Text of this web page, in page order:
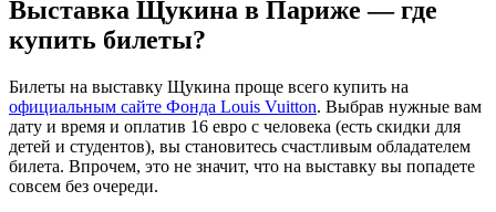
Выставка Щукина в Париже — где
купить билеты?
Билеты на выставку Щукина проще всего купить на
официальным сайте Фонда Louis Vuitton. Выбрав нужные вам
дату и время и оплатив 16 евро с человека (есть скидки для
детей и студентов), вы становитесь счастливым обладателем
билета. Впрочем, это не значит, что на выставку вы попадете
совсем без очереди.